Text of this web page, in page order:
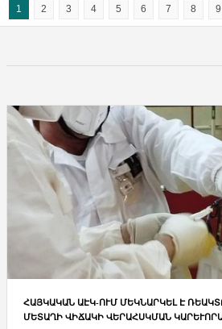
1 2 3 4 5 6 7 8 9
ՀԱՅԿԱԿԱՆ ԱԷԿ-ՈՒՄ ՄԵԿՆԱՐԿԵԼ Է
ՄԵՏԱՂԻ ՎԻՃԱԿԻ ՎԵՐԱՀՍԿՄԱՆ